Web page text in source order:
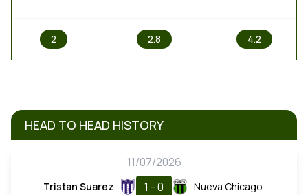
2 2.8 4.2
HEAD TO HEAD HISTORY
11/07/2026
Tristan Suarez 1 - 0 Nueva Chicago